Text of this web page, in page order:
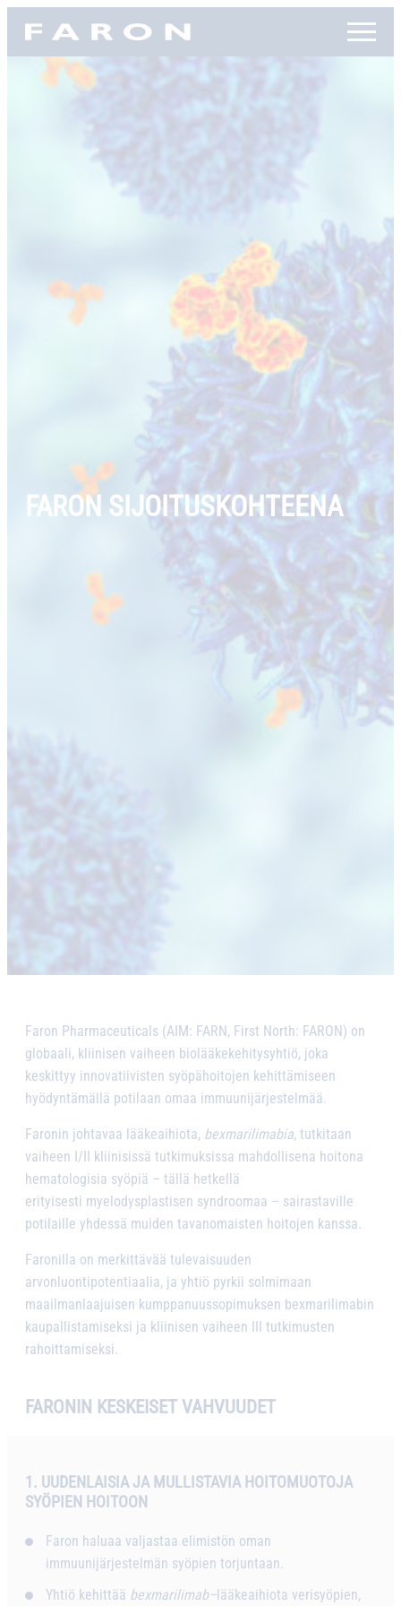
Siirry
suoraan
sisältöön
Faron, etusivu
FARON SIJOITUSKOHTEENA
Faron Pharmaceuticals (AIM: FARN, First North: FARON) on
globaali, kliinisen vaiheen biolääkekehitysyhtiö, joka
keskittyy innovatiivisten syöpähoitojen kehittämiseen
hyödyntämällä potilaan omaa immuunijärjestelmää.
Faronin johtavaa lääkeaihiota, bexmarilimabia, tutkitaan
vaiheen I/II kliinisissä tutkimuksissa mahdollisena hoitona
hematologisia syöpiä – tällä hetkellä
erityisesti myelodysplastisen syndroomaa – sairastaville
potilaille yhdessä muiden tavanomaisten hoitojen kanssa.
Faronilla on merkittävää tulevaisuuden
arvonluontipotentiaalia, ja yhtiö pyrkii solmimaan
maailmanlaajuisen kumppanuussopimuksen bexmarilimabin
kaupallistamiseksi ja kliinisen vaiheen III tutkimusten
rahoittamiseksi.
FARONIN KESKEISET VAHVUUDET
1. UUDENLAISIA JA MULLISTAVIA HOITOMUOTOJA
SYÖPIEN HOITOON
Faron haluaa valjastaa elimistön oman
immuunijärjestelmän syöpien torjuntaan.
Yhtiö kehittää bexmarilimab–lääkeaihiota verisyöpien,